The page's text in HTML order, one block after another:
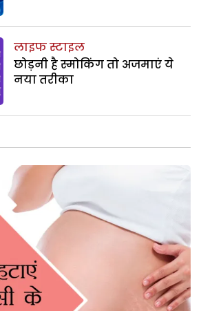
लाइफ स्टाइल
छोड़नी है स्मोकिंग तो अजमाएं ये
नया तरीका